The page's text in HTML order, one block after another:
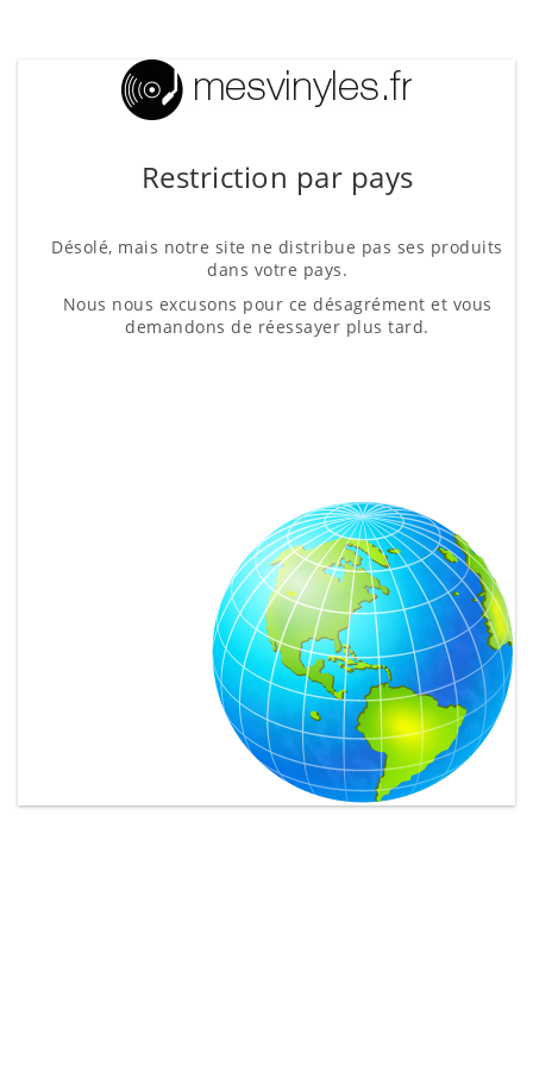
Restriction par pays
Désolé, mais notre site ne distribue pas ses produits
dans votre pays.
Nous nous excusons pour ce désagrément et vous
demandons de réessayer plus tard.